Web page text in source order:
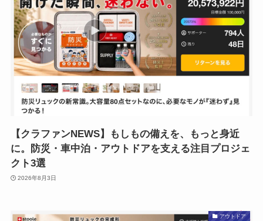
【クラファンNEWS】もしもの備えを、もっと身近
に。防災・車中泊・アウトドアを支える注目プロジェ
クト3選
2026年8月3日
アウトドア